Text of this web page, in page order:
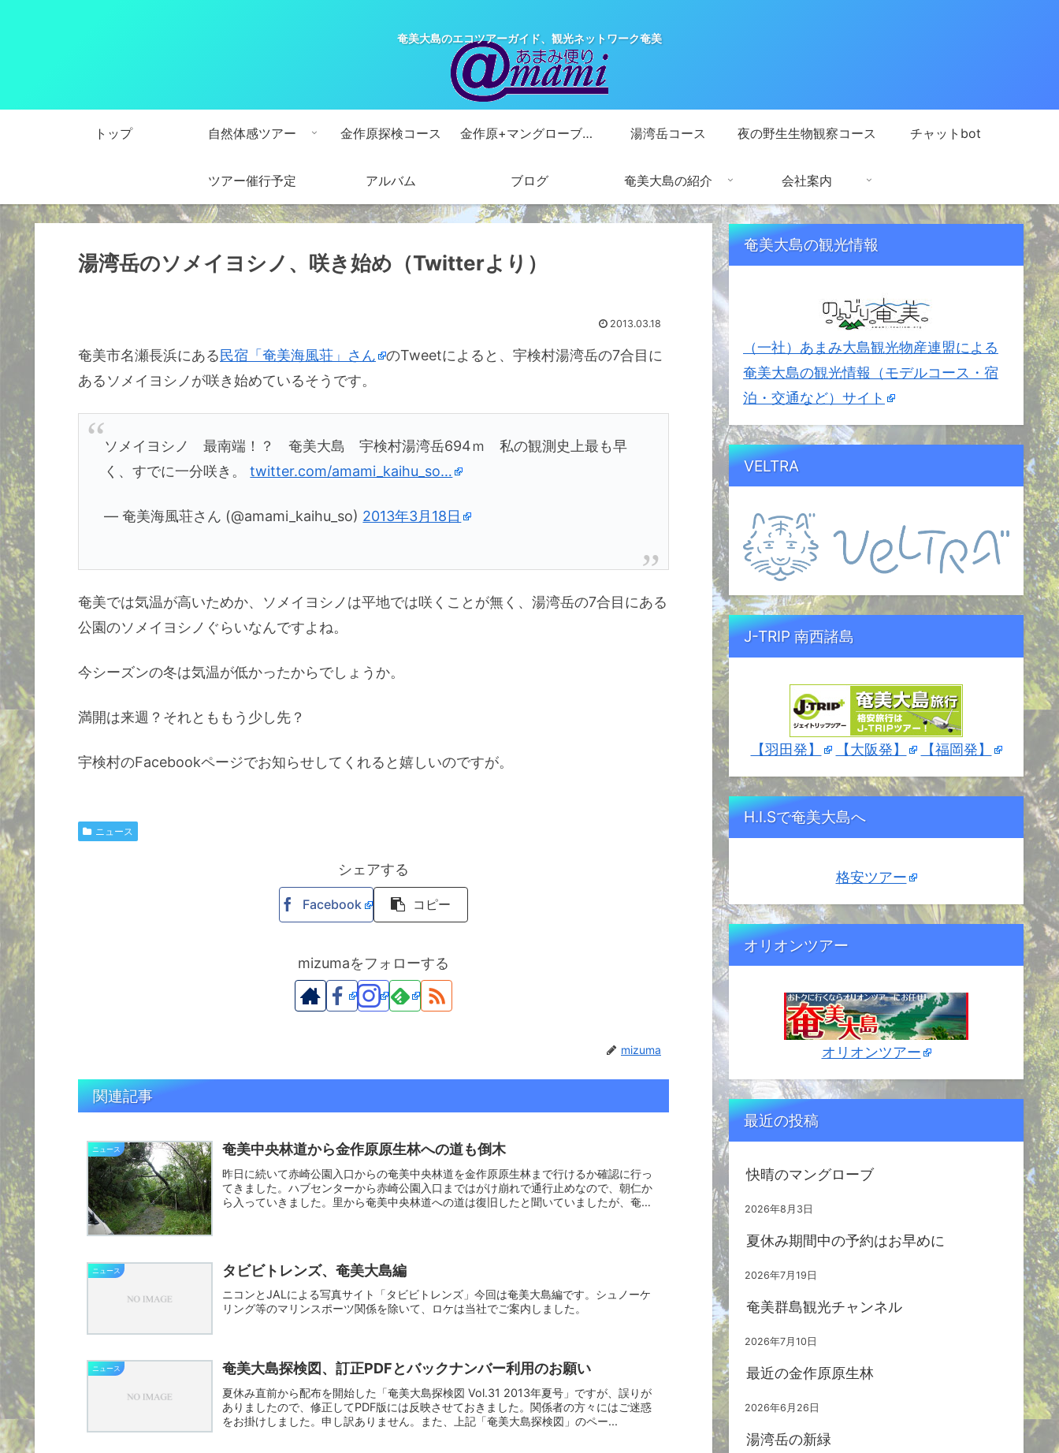
奄美大島のエコツアーガイド、観光ネットワーク奄美
トップ 自然体感ツアー 金作原探検コース 金作原+マングローブカヌーコース 湯湾岳コース 夜の野生生物観察コース チャットbot
ツアー催行予定 アルバム ブログ 奄美大島の紹介 会社案内
湯湾岳のソメイヨシノ、咲き始め（Twitterより）
2013.03.18
奄美市名瀬長浜にある民宿「奄美海風荘」さん
のTweetによると、宇検村湯湾岳の7合目に
あるソメイヨシノが咲き始めているそうです。
ソメイヨシノ 最南端！？ 奄美大島 宇検村湯湾岳694ｍ 私の観測史上最も早
く、すでに一分咲き。twitter.com/amami_kaihu_so…
— 奄美海風荘さん (@amami_kaihu_so) 2013年3月18日
奄美では気温が高いためか、ソメイヨシノは平地では咲くことが無く、湯湾岳の7合目にある
公園のソメイヨシノぐらいなんですよね。
今シーズンの冬は気温が低かったからでしょうか。
満開は来週？それとももう少し先？
宇検村のFacebookページでお知らせしてくれると嬉しいのですが。
ニュース
シェアする
Facebook コピー
mizumaをフォローする
mizuma
関連記事
ニュース 奄美中央林道から金作原原生林への道も倒木
昨日に続いて赤崎公園入口からの奄美中央林道を金作原原生林まで行けるか確認に行っ
てきました。ハブセンターから赤崎公園入口まではがけ崩れで通行止めなので、朝仁か
ら入っていきました。里から奄美中央林道への道は復旧したと聞いていましたが、奄美
ニュース タビビトレンズ、奄美大島編
ニコンとJALによる写真サイト「タビビトレンズ」今回は奄美大島編です。シュノーケ
リング等のマリンスポーツ関係を除いて、ロケは当社でご案内しました。
ニュース 奄美大島探検図、訂正PDFとバックナンバー利用のお願い
夏休み直前から配布を開始した「奄美大島探検図 Vol.31 2013年夏号」ですが、誤りが
ありましたので、修正してPDF版には反映させておきました。関係者の方々にはご迷惑
をお掛けしました。申し訳ありません。また、上記「奄美大島探検図」のペー...
奄美大島の観光情報
（一社）あまみ大島観光物産連盟による
奄美大島の観光情報（モデルコース・宿
泊・交通など）サイト
VELTRA
J-TRIP 南西諸島
【羽田発】 【大阪発】 【福岡発】
H.I.Sで奄美大島へ
格安ツアー
オリオンツアー
オリオンツアー
最近の投稿
快晴のマングローブ
2026年8月3日
夏休み期間中の予約はお早めに
2026年7月19日
奄美群島観光チャンネル
2026年7月10日
最近の金作原原生林
2026年6月26日
湯湾岳の新緑